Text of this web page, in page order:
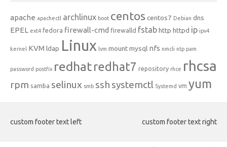
apache apachectl archlinux boot centoscentos7 Debian dns
EPEL ext4 fedora firewall-cmd firewalld fstabhttp httpd ip ipv4
kernel KVM ldap Linux lvm mountmysql nfs nmcli ntp pam
password postfix redhatredhat7 repository rhce rhcsa
rpm samba selinux smb ssh systemctl Systemd vm yum
custom footer text left custom footer text right